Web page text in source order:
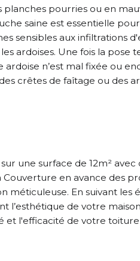
pourries ou en
saine est essentielle
sensibles aux infiltrations
ardoises. Une fois la
ardoise n’est mal fixée ou
crêtes de faîtage ou des
une surface de 12m²
en avance des
méticuleuse. En suivant
l’esthétique de votre
et l'efficacité de votre